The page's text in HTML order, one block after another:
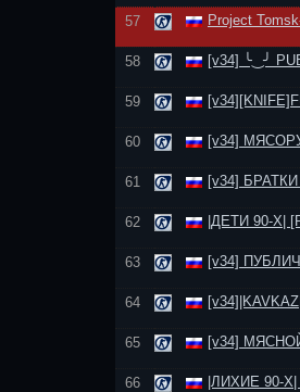
57 Project
58
[v34] ╰‿╯
59
60 [v34]
61 [v34] БРАТКИ
62 |ДЕТИ 90-Х|
63 [v34]
64
65 [v34]
66 |ЛИХИЕ 90-Х|